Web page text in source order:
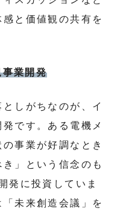
と価値観の共有を
業開発
しがちなのが、イ
です。ある電機メ
事業が好調なとき
」という信念のも
発に投資していま
未来創造会議」を